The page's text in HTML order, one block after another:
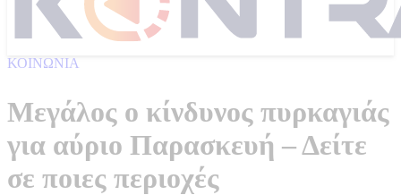
ΚΟΙΝΩΝΙΑ
Μεγάλος ο κίνδυνος πυρκαγιάς
για αύριο Παρασκευή – Δείτε
σε ποιες περιοχές